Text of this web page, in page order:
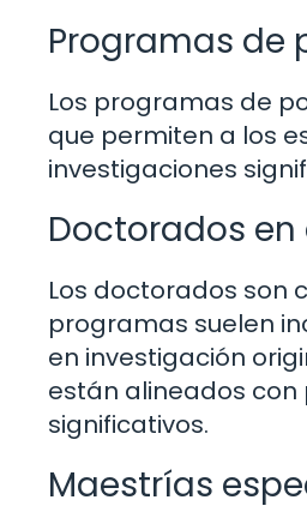
Programas de
Los programas de
que permiten a los
investigaciones
Doctorados
Los doctorados son
programas suelen
en investigación
están alineados con
significativos.
Maestrías